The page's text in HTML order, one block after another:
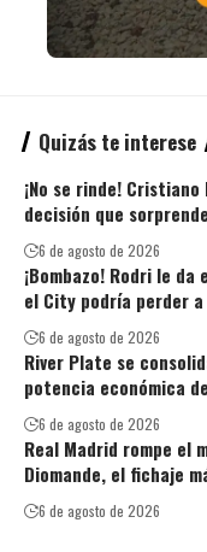
Quizás te interese
¡No se rinde!
decisión que
6 de agosto de 2026
¡Bombazo! Rodri le
el City podría perder
6 de agosto de 2026
River Plate se
potencia económica
6 de agosto de 2026
Real Madrid rompe el
Diomande, el fichaje
6 de agosto de 2026